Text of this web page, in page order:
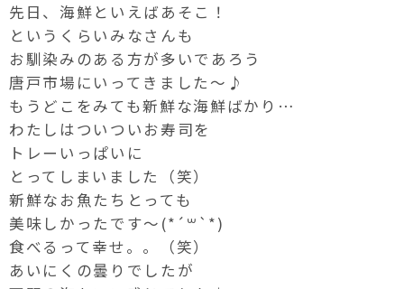
先日、海鮮といえばあそこ！
というくらいみなさんも
お馴染みのある方が多いであろう
唐戸市場にいってきました〜♪
もうどこをみても新鮮な海鮮ばかり…
わたしはついついお寿司を
トレーいっぱいに
とってしまいました（笑）
新鮮なお魚たちとっても
美味しかったです〜(*´꒳`*)
食べるって幸せ。。（笑）
あいにくの曇りでしたが